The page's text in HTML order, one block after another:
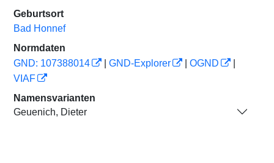
Geburtsort
Bad Honnef
Normdaten
GND: 107388014
GND-Explorer OGND
VIAF
Namensvarianten
Geuenich, Dieter